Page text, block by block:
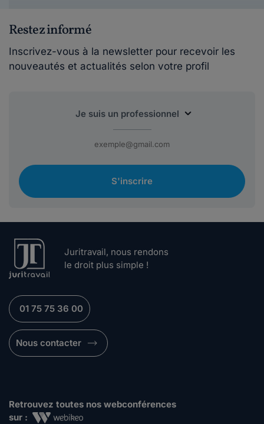
Restez informé
Inscrivez-vous à la newsletter pour recevoir les
nouveautés et actualités selon votre profil
S'inscrire
Juritravail, nous rendons
le droit plus simple !
01 75 75 36 00
Nous contacter
Retrouvez toutes nos webconférences
sur :